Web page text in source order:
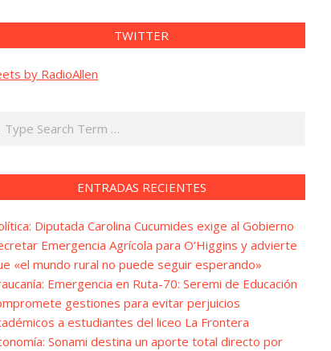
TWITTER
by RadioAllen
ENTRADAS RECIENTES
Diputada Carolina Cucumides exige al Gobierno
Emergencia Agrícola para O’Higgins y advierte
«el mundo rural no puede seguir esperando»
Emergencia en Ruta-70: Seremi de Educación
gestiones para evitar perjuicios
a estudiantes del liceo La Frontera
Sonami destina un aporte total directo por